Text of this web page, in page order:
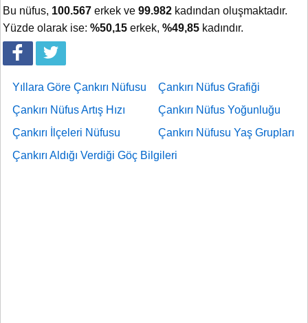
Bu nüfus, 100.567 erkek ve 99.982 kadından oluşmaktadır.
Yüzde olarak ise: %50,15 erkek, %49,85 kadındır.
Yıllara Göre Çankırı Nüfusu
Çankırı Nüfus Grafiği
Çankırı Nüfus Artış Hızı
Çankırı Nüfus Yoğunluğu
Çankırı İlçeleri Nüfusu
Çankırı Nüfusu Yaş Grupları
Çankırı Aldığı Verdiği Göç Bilgileri